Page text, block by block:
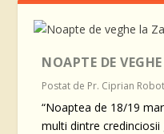
NOAPTE DE
Postat de Pr. Ciprian
“Noaptea de 18/19
multi dintre credinciosii